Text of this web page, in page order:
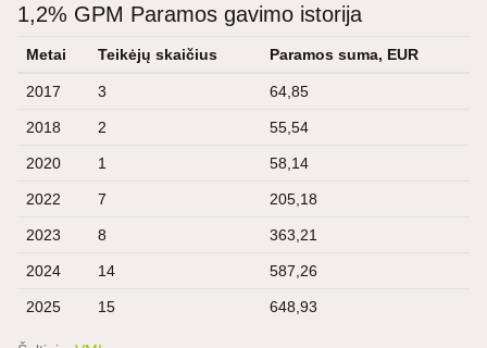
1,2% GPM Paramos gavimo istorija
Metai Teikėjų skaičius Paramos suma, EUR
2017 3 64,85
2018 2 55,54
2020 1 58,14
2022 7 205,18
2023 8 363,21
2024 14 587,26
2025 15 648,93